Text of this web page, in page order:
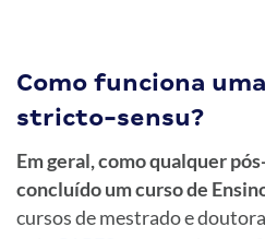
Como funciona
stricto-sensu?
Em geral, como qualquer
concluído um curso de
cursos de mestrado e